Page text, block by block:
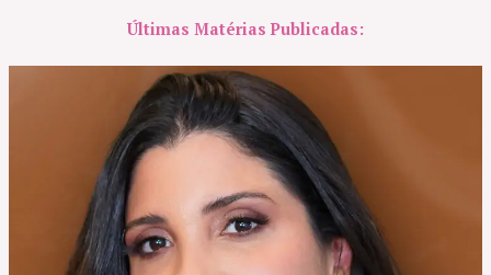
Últimas Matérias Publicadas: